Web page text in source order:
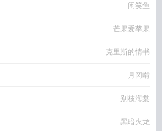
闲笑鱼
芒果爱苹果
克里斯的情书
月冈啃
别枝海棠
黑暗火龙